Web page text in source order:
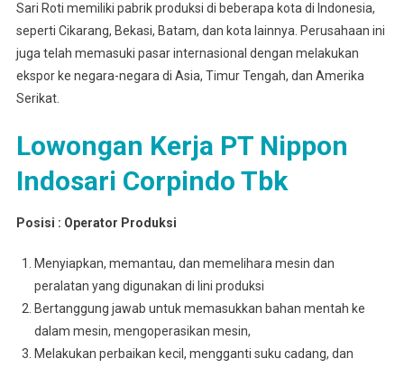
Sari Roti memiliki pabrik produksi di beberapa kota di Indonesia,
seperti Cikarang, Bekasi, Batam, dan kota lainnya. Perusahaan ini
juga telah memasuki pasar internasional dengan melakukan
ekspor ke negara-negara di Asia, Timur Tengah, dan Amerika
Serikat.
Lowongan Kerja PT Nippon
Indosari Corpindo Tbk
Posisi : Operator Produksi
Menyiapkan, memantau, dan memelihara mesin dan
peralatan yang digunakan di lini produksi
Bertanggung jawab untuk memasukkan bahan mentah ke
dalam mesin, mengoperasikan mesin,
Melakukan perbaikan kecil, mengganti suku cadang, dan